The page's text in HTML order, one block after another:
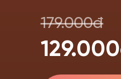
179.000đ